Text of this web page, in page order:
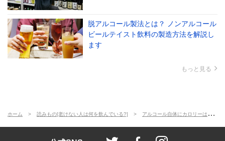
脱アルコール製法とは？ ノンアルコール
ビールテイスト飲料の製造方法を解説し
ます
もっと見る
ホーム 読みもの[老けない人は何を飲んでいる?] アルコール自体にカロリーはある？〈老けない人は何を飲んでいる？④〉